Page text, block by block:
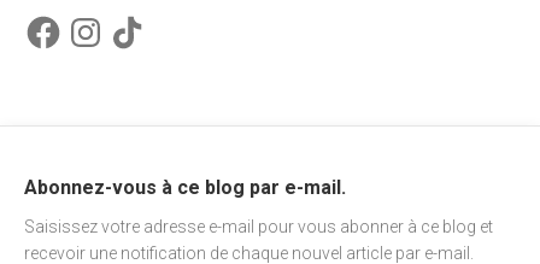
FacebookInstagram
TikTok
Abonnez-vous à ce blog par e-mail.
Saisissez votre adresse e-mail pour vous abonner à ce blog et
recevoir une notification de chaque nouvel article par e-mail.